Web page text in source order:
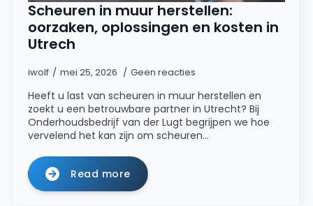
Scheuren in muur herstellen:
oorzaken, oplossingen en kosten in
Utrech
iwolf mei 25, 2026 Geen reacties
Heeft u last van scheuren in muur herstellen en
zoekt u een betrouwbare partner in Utrecht? Bij
Onderhoudsbedrijf van der Lugt begrijpen we hoe
vervelend het kan zijn om scheuren…
Read more